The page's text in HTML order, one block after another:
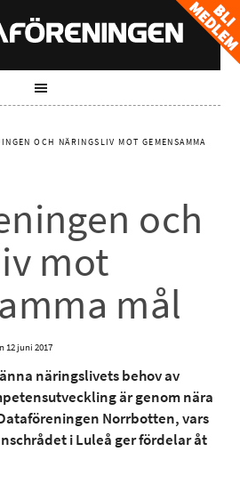
OCH NÄRINGSLIV MOT GEMENSAMMA
och
mot
mål
12 juni 2017
näringslivets behov av
är genom nära
Norrbotten, vars
i Luleå ger fördelar åt